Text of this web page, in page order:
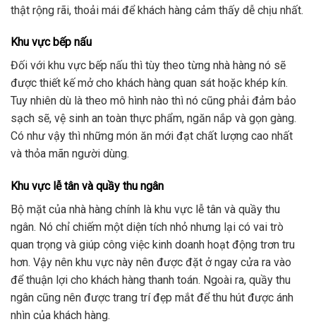
thật rộng rãi, thoải mái để khách hàng cảm thấy dễ chịu nhất.
Khu vực bếp nấu
Đối với khu vực bếp nấu thì tùy theo từng nhà hàng nó sẽ
được thiết kế mở cho khách hàng quan sát hoặc khép kín.
Tuy nhiên dù là theo mô hình nào thì nó cũng phải đảm bảo
sạch sẽ, vệ sinh an toàn thực phẩm, ngăn nắp và gọn gàng.
Có như vậy thì những món ăn mới đạt chất lượng cao nhất
và thỏa mãn người dùng.
Khu vực lễ tân và quầy thu ngân
Bộ mặt của nhà hàng chính là khu vực lễ tân và quầy thu
ngân. Nó chỉ chiếm một diện tích nhỏ nhưng lại có vai trò
quan trọng và giúp công việc kinh doanh hoạt động trơn tru
hơn. Vậy nên khu vực này nên được đặt ở ngay cửa ra vào
để thuận lợi cho khách hàng thanh toán. Ngoài ra, quầy thu
ngân cũng nên được trang trí đẹp mắt để thu hút được ánh
nhìn của khách hàng.